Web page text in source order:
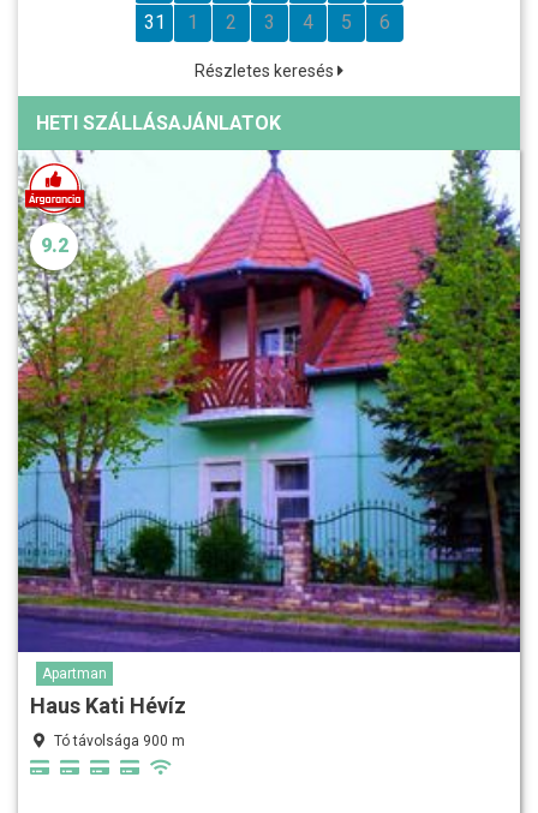
31
1 2 3 4 5 6
Részletes keresés
HETI SZÁLLÁSAJÁNLATOK
9.2
Apartman
Haus Kati Hévíz
Tó távolsága 900 m